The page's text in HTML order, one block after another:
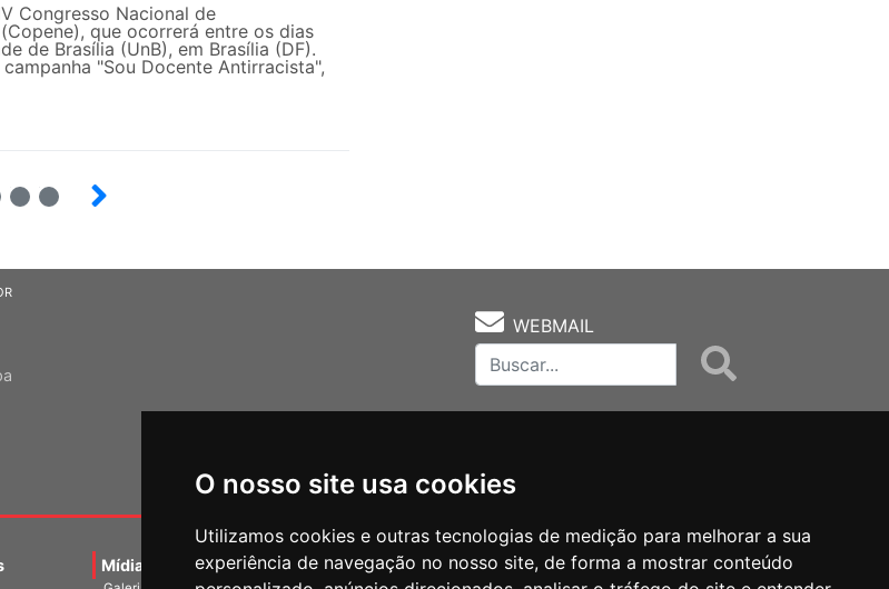
O nosso site usa cookies
Utilizamos cookies e outras tecnologias de medição para melhorar a sua
experiência de navegação no nosso site, de forma a mostrar conteúdo
Congresso Nacional de
que ocorrerá entre os dias
de Brasília (UnB), em Brasília (DF).
"Sou Docente Antirracista",
WEBMAIL
Mídias Agenda Notícias Notas Técnicas Fale Conocsco